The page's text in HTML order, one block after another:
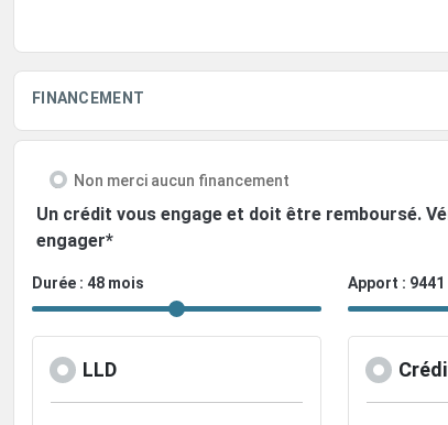
FINANCEMENT
Non merci aucun financement
Un crédit vous engage et doit être remboursé.
engager*
Durée : 48 mois Apport : 9441
LLD